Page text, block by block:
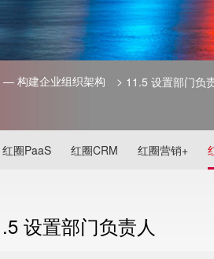
— 构建企业组织架构 > 11.5 设置部门负
红圈PaaS 红圈CRM 红圈营销+
设置部门负责人